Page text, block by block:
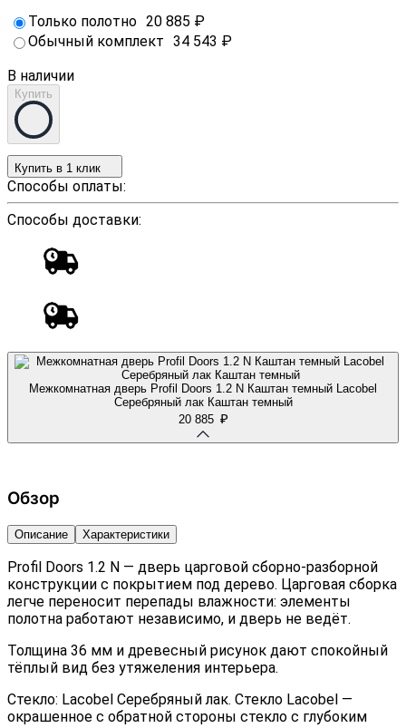
Только полотно 20 885 ₽
Обычный комплект 34 543 ₽
В наличии
Купить
Купить в 1 клик
Способы оплаты:
Способы доставки:
Межкомнатная дверь Profil Doors 1.2 N Каштан темный Lacobel
Серебряный лак Каштан темный
20 885 ₽
Обзор
Описание Характеристики
Profil Doors 1.2 N — дверь царговой сборно-разборной
конструкции с покрытием под дерево. Царговая сборка
легче переносит перепады влажности: элементы
полотна работают независимо, и дверь не ведёт.
Толщина 36 мм и древесный рисунок дают спокойный
тёплый вид без утяжеления интерьера.
Стекло: Lacobel Серебряный лак. Стекло Lacobel —
окрашенное с обратной стороны стекло с глубоким